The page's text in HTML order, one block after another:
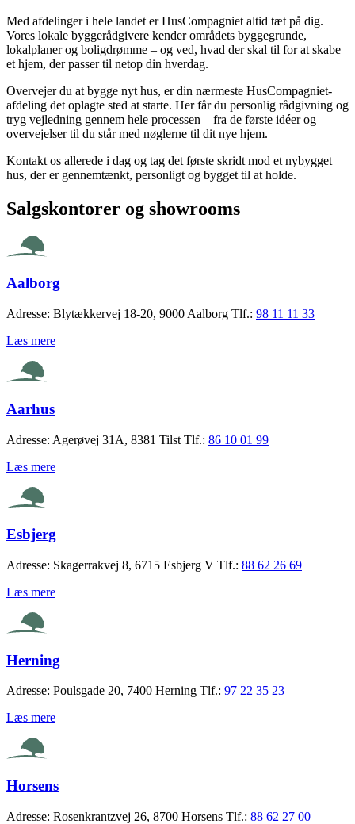
Med afdelinger i hele landet er HusCompagniet altid tæt på dig.
Vores lokale byggerådgivere kender områdets byggegrunde,
lokalplaner og boligdrømme – og ved, hvad der skal til for at skabe
et hjem, der passer til netop din hverdag.
Overvejer du at bygge nyt hus, er din nærmeste HusCompagniet-
afdeling det oplagte sted at starte. Her får du personlig rådgivning og
tryg vejledning gennem hele processen – fra de første idéer og
overvejelser til du står med nøglerne til dit nye hjem.
Kontakt os allerede i dag og tag det første skridt mod et nybygget
hus, der er gennemtænkt, personligt og bygget til at holde.
Salgskontorer og showrooms
Aalborg
Adresse: Blytækkervej 18-20, 9000 Aalborg Tlf.: 98 11 11 33
Læs mere
Aarhus
Adresse: Agerøvej 31A, 8381 Tilst Tlf.: 86 10 01 99
Læs mere
Esbjerg
Adresse: Skagerrakvej 8, 6715 Esbjerg V Tlf.: 88 62 26 69
Læs mere
Herning
Adresse: Poulsgade 20, 7400 Herning Tlf.: 97 22 35 23
Læs mere
Horsens
Adresse: Rosenkrantzvej 26, 8700 Horsens Tlf.: 88 62 27 00